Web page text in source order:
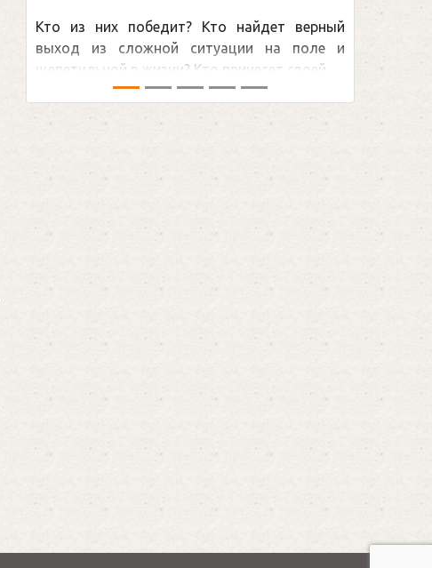
Кто из них победит? Кто найдет верный
выход из сложной ситуации на поле и
щепетильной в жизни? Кто принесет своей ...